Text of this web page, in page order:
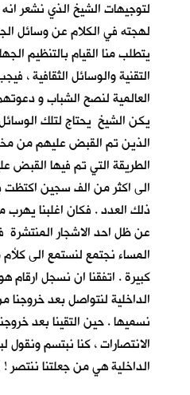
لتوجيهات الشيخ الذي نشعر
لهجته في الكلام عن وسائل
يتطلب منا القيام بالتنظيم
التقنية والوسائل الثقافية ،
العالمية لنصح الشباب و
يكن الشيخ يحتاج لتلك
الذين تم القبض عليهم من
الطريقة التي تم فيها القبض
الى اكثر من الف سجين اكتظت
ذلك العدد . فكان اغلبنا
عن ظل احد الاشجار المنتشرة
المساء نجتمع لنستمع الى
كبيرة . اتفقنا ان نسجل ارقام
الداخلية لنتواصل بعد خروجنا
نسميها . حين التقينا بعد
الانتصارات ، كنا نبتسم ونقول
الداخلية هي من جعلتنا ننتصر